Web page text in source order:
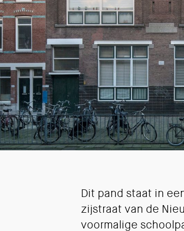
Dit pand staat in
zijstraat van de
voormalige